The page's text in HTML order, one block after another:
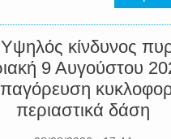
κίνδυνος
9 Αυγούστου
περιαστικά δάση